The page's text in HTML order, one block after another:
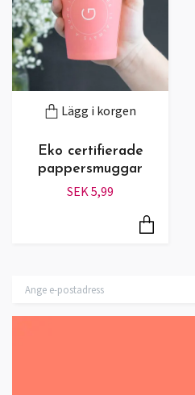
Lägg i korgen
Eko certifierade
pappersmuggar
SEK 5,99